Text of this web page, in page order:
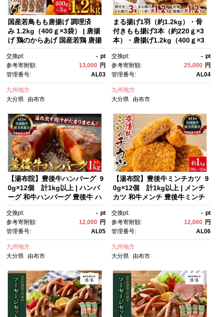
国産若鳥もも唐揚げ 調理済
み 1.2kg（400ｇ×3袋） | 唐揚
げ 鶏のからあげ 国産若鶏 唐揚
かず お弁当 おつまみ 大容量 1.
2kg まとめ買い 家庭用 簡単調
理 お取り寄せ グルメ 人気 おす
すめ 大分県 由布市
交換pt: - pt
参考寄附額:
13,000 円
管理番号:
AL03
九州地方
大分県
由布市
まる揚げ1羽（約1.2kg）・骨
付きもも揚げ3本（約220ｇ×3
本）・唐揚げ1.2kg（400ｇ×3
ン 唐揚げ 骨付きもも セット 惣
菜詰め合わせ 鶏肉料理 パーテ
ィーセット 大容量 国産鶏肉 調
理済み お祝い 家庭用 簡単調
理 お取り寄せ グルメ 人気 おす
すめ 大分県 由布市
交換pt: - pt
参考寄附額:
25,000 円
管理番号:
AL04
九州地方
大分県
由布市
【湯布院】豊後牛ハンバーグ 9
0g×12個 計1kg以上 | ハンバ
ーグ 和牛ハンバーグ 豊後牛 ハ
品 おかず お弁当 ジューシー 大
容量 90g×12個 家庭用 簡単調
理 お取り寄せ グルメ 人気 おす
すめ 大分県 由布市 湯布院
交換pt: - pt
参考寄附額:
12,000 円
管理番号:
AL05
九州地方
大分県
由布市
【湯布院】豊後牛ミンチカツ 9
0g×12個 計1kg以上 | メンチ
カツ 和牛メンチ 豊後牛ミンチ
物 おかず お弁当 ジューシー 大
容量 90g×12個 家庭用 簡単調
理 お取り寄せ グルメ 人気 おす
すめ 大分県 由布市 湯布院
交換pt: - pt
参考寄附額:
12,000 円
管理番号:
AL06
九州地方
大分県
由布市